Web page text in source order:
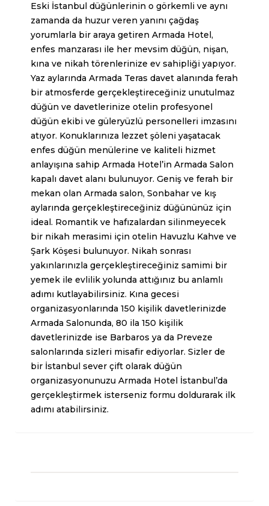
Eski İstanbul düğünlerinin o görkemli ve aynı
zamanda da huzur veren yanını çağdaş
yorumlarla bir araya getiren Armada Hotel,
enfes manzarası ile her mevsim düğün, nişan,
kına ve nikah törenlerinize ev sahipliği yapıyor.
Yaz aylarında Armada Teras davet alanında ferah
bir atmosferde gerçekleştireceğiniz unutulmaz
düğün ve davetlerinize otelin profesyonel
düğün ekibi ve güleryüzlü personelleri imzasını
atıyor. Konuklarınıza lezzet şöleni yaşatacak
enfes düğün menülerine ve kaliteli hizmet
anlayışına sahip Armada Hotel’in Armada Salon
kapalı davet alanı bulunuyor. Geniş ve ferah bir
mekan olan Armada salon, Sonbahar ve kış
aylarında gerçekleştireceğiniz düğününüz için
ideal. Romantik ve hafızalardan silinmeyecek
bir nikah merasimi için otelin Havuzlu Kahve ve
Şark Köşesi bulunuyor. Nikah sonrası
yakınlarınızla gerçekleştireceğiniz samimi bir
yemek ile evlilik yolunda attığınız bu anlamlı
adımı kutlayabilirsiniz. Kına gecesi
organizasyonlarında 150 kişilik davetlerinizde
Armada Salonunda, 80 ila 150 kişilik
davetlerinizde ise Barbaros ya da Preveze
salonlarında sizleri misafir ediyorlar. Sizler de
bir İstanbul sever çift olarak düğün
organizasyonunuzu Armada Hotel İstanbul’da
gerçekleştirmek isterseniz formu doldurarak ilk
adımı atabilirsiniz.